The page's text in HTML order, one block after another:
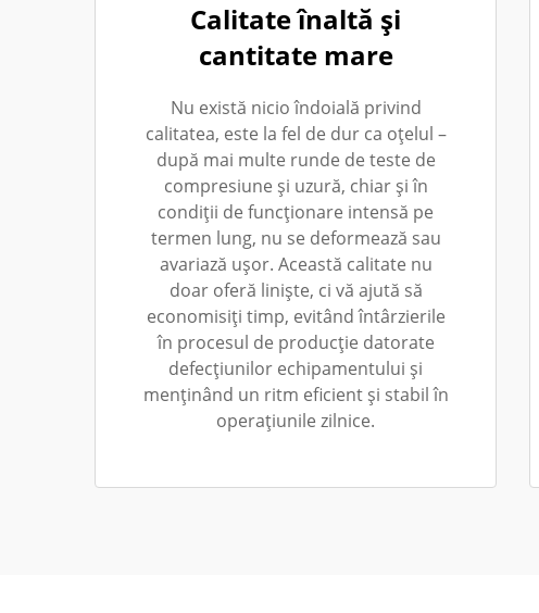
Calitate înaltă și
cantitate mare
Nu există nicio îndoială privind
calitatea, este la fel de dur ca oțelul –
după mai multe runde de teste de
compresiune și uzură, chiar și în
condiții de funcționare intensă pe
termen lung, nu se deformează sau
avariază ușor. Această calitate nu
doar oferă liniște, ci vă ajută să
economisiți timp, evitând întârzierile
în procesul de producție datorate
defecțiunilor echipamentului și
menținând un ritm eficient și stabil în
operațiunile zilnice.